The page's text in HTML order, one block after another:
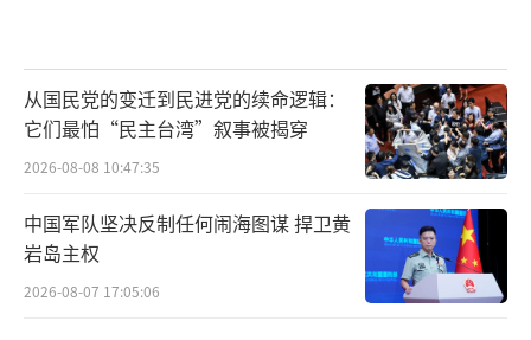
从国民党的变迁到民进党的续命逻辑：
它们最怕“民主台湾”叙事被揭穿
2026-08-08 10:47:35
中国军队坚决反制任何闹海图谋 捍卫黄
岩岛主权
2026-08-07 17:05:06